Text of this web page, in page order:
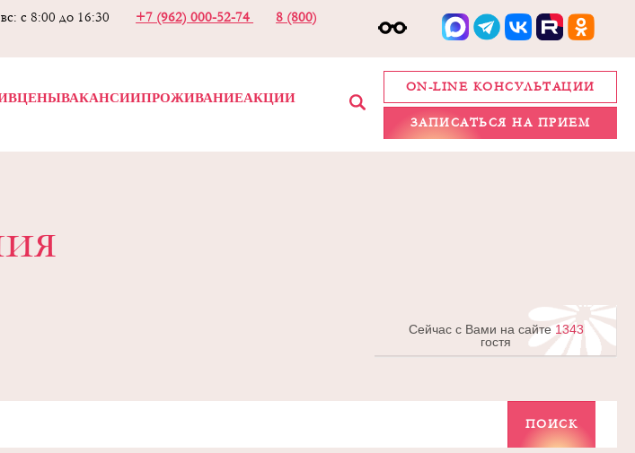
с 8:00 до 16:30 +7 (962) 000-52-74
8 (800)
ЦЕНЫВАКАНСИИПРОЖИВАНИЕАКЦИИ
ON-LINE КОНСУЛЬТАЦИИ
ЗАПИСАТЬСЯ НА ПРИЕМ
Сейчас с Вами на сайте1343
гостя